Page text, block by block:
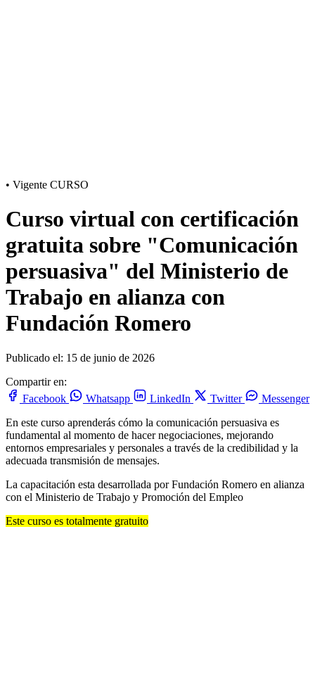
• Vigente CURSO
Curso virtual con certificación
gratuita sobre "Comunicación
persuasiva" del Ministerio de
Trabajo en alianza con
Fundación Romero
Publicado el: 15 de junio de 2026
Compartir en:
Facebook
Whatsapp LinkedIn Twitter
Messenger
En este curso aprenderás cómo la comunicación persuasiva es
fundamental al momento de hacer negociaciones, mejorando
entornos empresariales y personales a través de la credibilidad y la
adecuada transmisión de mensajes.
La capacitación esta desarrollada por Fundación Romero en alianza
con el Ministerio de Trabajo y Promoción del Empleo
Este curso es totalmente gratuito